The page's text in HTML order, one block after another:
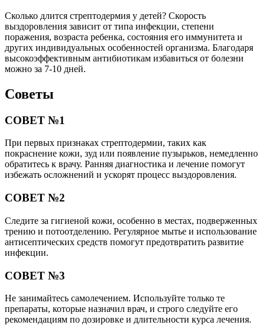
Сколько длится стрептодермия у детей? Скорость
выздоровления зависит от типа инфекции, степени
поражения, возраста ребенка, состояния его иммунитета и
других индивидуальных особенностей организма. Благодаря
высокоэффективным антибиотикам избавиться от болезни
можно за 7-10 дней.
Советы
СОВЕТ №1
При первых признаках стрептодермии, таких как
покраснение кожи, зуд или появление пузырьков, немедленно
обратитесь к врачу. Ранняя диагностика и лечение помогут
избежать осложнений и ускорят процесс выздоровления.
СОВЕТ №2
Следите за гигиеной кожи, особенно в местах, подверженных
трению и потоотделению. Регулярное мытье и использование
антисептических средств помогут предотвратить развитие
инфекции.
СОВЕТ №3
Не занимайтесь самолечением. Используйте только те
препараты, которые назначил врач, и строго следуйте его
рекомендациям по дозировке и длительности курса лечения.